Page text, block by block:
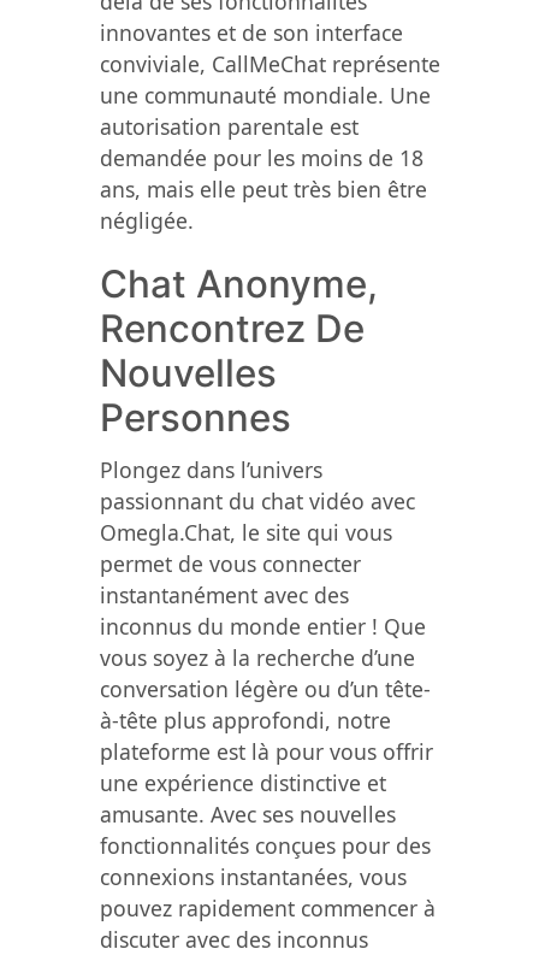
innovantes et de son interface
conviviale, CallMeChat représente
une communauté mondiale. Une
autorisation parentale est
demandée pour les moins de 18
ans, mais elle peut très bien être
négligée.
Chat Anonyme,
Rencontrez De
Nouvelles
Personnes
Plongez dans l’univers
passionnant du chat vidéo avec
Omegla.Chat, le site qui vous
permet de vous connecter
instantanément avec des
inconnus du monde entier ! Que
vous soyez à la recherche d’une
conversation légère ou d’un tête-
à-tête plus approfondi, notre
plateforme est là pour vous offrir
une expérience distinctive et
amusante. Avec ses nouvelles
fonctionnalités conçues pour des
connexions instantanées, vous
pouvez rapidement commencer à
discuter avec des inconnus